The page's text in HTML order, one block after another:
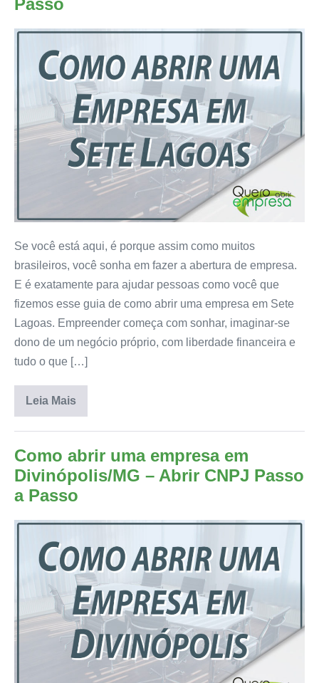
Passo
Se você está aqui, é porque assim como muitos
brasileiros, você sonha em fazer a abertura de empresa.
E é exatamente para ajudar pessoas como você que
fizemos esse guia de como abrir uma empresa em Sete
Lagoas. Empreender começa com sonhar, imaginar-se
dono de um negócio próprio, com liberdade financeira e
tudo o que […]
Leia Mais
Como abrir uma empresa em
Divinópolis/MG – Abrir CNPJ Passo
a Passo